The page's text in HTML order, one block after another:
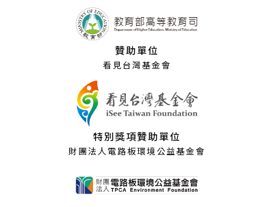
贊助單位
看見台灣基金會
特別獎項贊助單位
財團法人電路板環境公益基金會